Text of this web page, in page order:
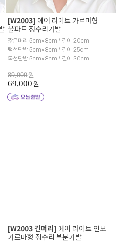
[W2003] 에어 라이트 가르마형
불파트 정수리가발
짧은머리:5cm×8cm / 길이:20cm
턱선단발:5cm×8cm / 길이:25cm
목선단발:5cm×8cm / 길이:30cm
89,000원
69,000원
[W2003 긴머리] 에어 라이트 인모
가르마형 정수리 부분가발